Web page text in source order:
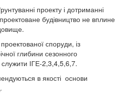
проекту і дотриманні
будівництво не вплине
споруди, із
глибини сезонного
ІГЕ-2,3,4,5,6,7.
в якості основи